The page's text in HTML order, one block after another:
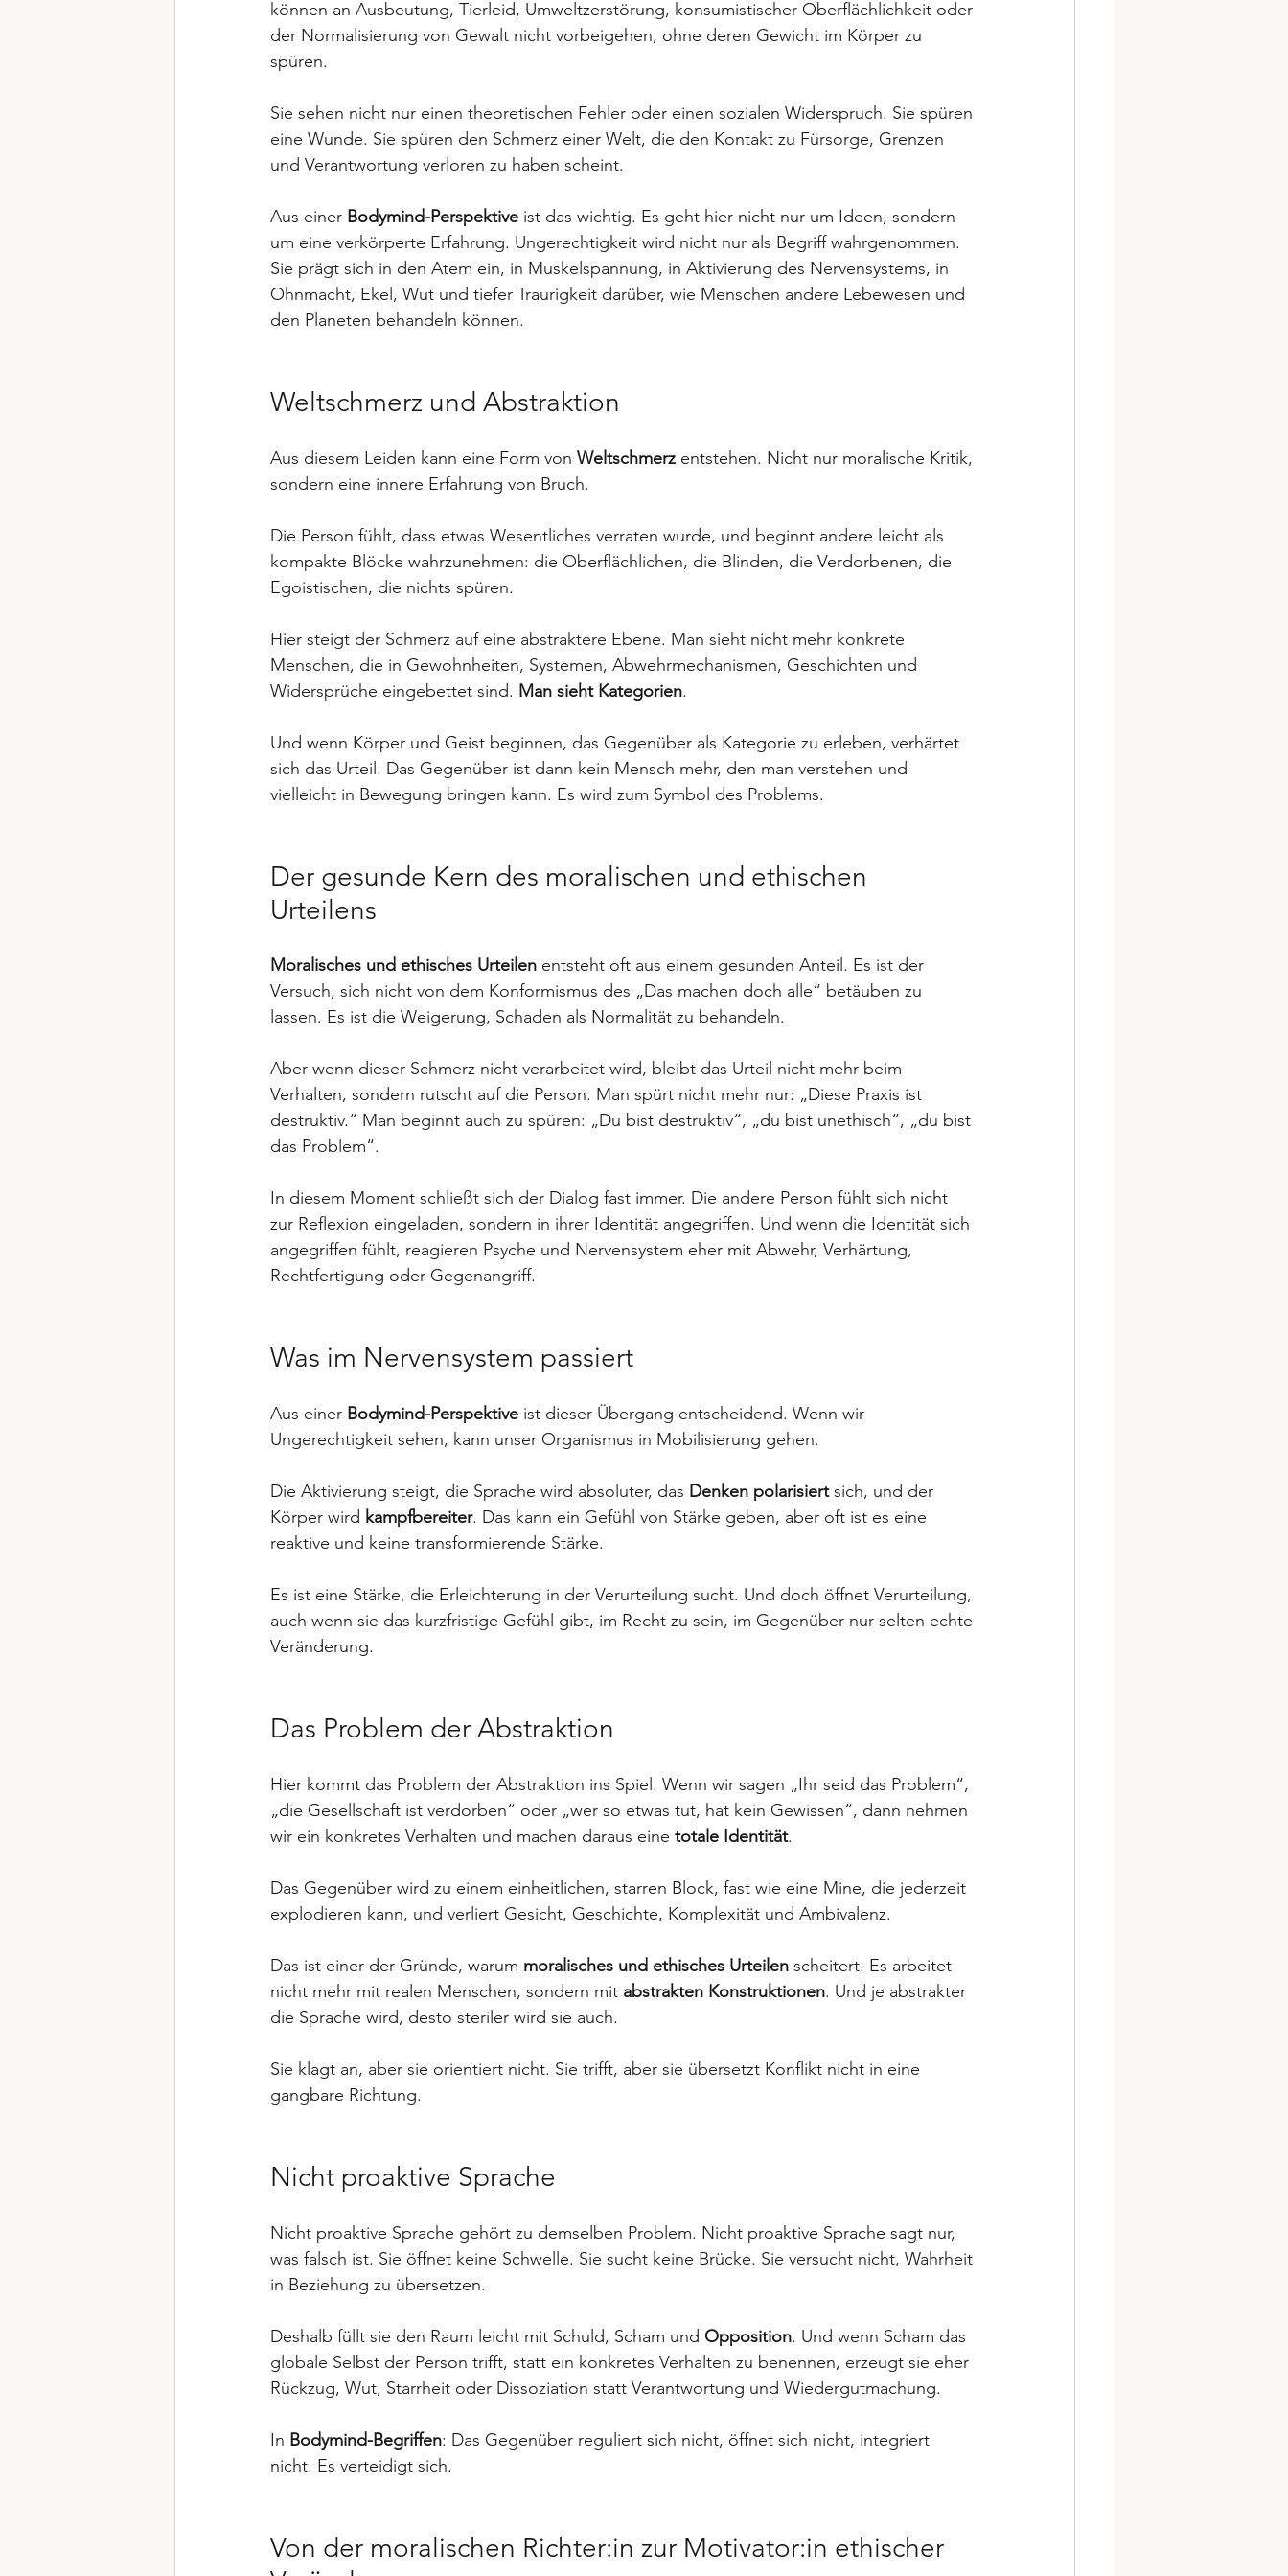
können an Ausbeutung, Tierleid, Umweltzerstörung, konsumistischer Oberflächlichkeit oder
der Normalisierung von Gewalt nicht vorbeigehen, ohne deren Gewicht im Körper zu
spüren.
Sie sehen nicht nur einen theoretischen Fehler oder einen sozialen Widerspruch. Sie spüren
eine Wunde. Sie spüren den Schmerz einer Welt, die den Kontakt zu Fürsorge, Grenzen
und Verantwortung verloren zu haben scheint.
Aus einer Bodymind-Perspektive ist das wichtig. Es geht hier nicht nur um Ideen, sondern
um eine verkörperte Erfahrung. Ungerechtigkeit wird nicht nur als Begriff wahrgenommen.
Sie prägt sich in den Atem ein, in Muskelspannung, in Aktivierung des Nervensystems, in
Ohnmacht, Ekel, Wut und tiefer Traurigkeit darüber, wie Menschen andere Lebewesen und
den Planeten behandeln können.
Weltschmerz und Abstraktion
Aus diesem Leiden kann eine Form von Weltschmerz entstehen. Nicht nur moralische Kritik,
sondern eine innere Erfahrung von Bruch.
Die Person fühlt, dass etwas Wesentliches verraten wurde, und beginnt andere leicht als
kompakte Blöcke wahrzunehmen: die Oberflächlichen, die Blinden, die Verdorbenen, die
Egoistischen, die nichts spüren.
Hier steigt der Schmerz auf eine abstraktere Ebene. Man sieht nicht mehr konkrete
Menschen, die in Gewohnheiten, Systemen, Abwehrmechanismen, Geschichten und
Widersprüche eingebettet sind. Man sieht Kategorien.
Und wenn Körper und Geist beginnen, das Gegenüber als Kategorie zu erleben, verhärtet
sich das Urteil. Das Gegenüber ist dann kein Mensch mehr, den man verstehen und
vielleicht in Bewegung bringen kann. Es wird zum Symbol des Problems.
Der gesunde Kern des moralischen und ethischen
Urteilens
Moralisches und ethisches Urteilen entsteht oft aus einem gesunden Anteil. Es ist der
Versuch, sich nicht von dem Konformismus des „Das machen doch alle“ betäuben zu
lassen. Es ist die Weigerung, Schaden als Normalität zu behandeln.
Aber wenn dieser Schmerz nicht verarbeitet wird, bleibt das Urteil nicht mehr beim
Verhalten, sondern rutscht auf die Person. Man spürt nicht mehr nur: „Diese Praxis ist
destruktiv.“ Man beginnt auch zu spüren: „Du bist destruktiv“, „du bist unethisch“, „du bist
das Problem“.
In diesem Moment schließt sich der Dialog fast immer. Die andere Person fühlt sich nicht
zur Reflexion eingeladen, sondern in ihrer Identität angegriffen. Und wenn die Identität sich
angegriffen fühlt, reagieren Psyche und Nervensystem eher mit Abwehr, Verhärtung,
Rechtfertigung oder Gegenangriff.
Was im Nervensystem passiert
Aus einer Bodymind-Perspektive ist dieser Übergang entscheidend. Wenn wir
Ungerechtigkeit sehen, kann unser Organismus in Mobilisierung gehen.
Die Aktivierung steigt, die Sprache wird absoluter, das Denken polarisiert sich, und der
Körper wird kampfbereiter. Das kann ein Gefühl von Stärke geben, aber oft ist es eine
reaktive und keine transformierende Stärke.
Es ist eine Stärke, die Erleichterung in der Verurteilung sucht. Und doch öffnet Verurteilung,
auch wenn sie das kurzfristige Gefühl gibt, im Recht zu sein, im Gegenüber nur selten echte
Veränderung.
Das Problem der Abstraktion
Hier kommt das Problem der Abstraktion ins Spiel. Wenn wir sagen „Ihr seid das Problem“,
„die Gesellschaft ist verdorben“ oder „wer so etwas tut, hat kein Gewissen“, dann nehmen
wir ein konkretes Verhalten und machen daraus eine totale Identität.
Das Gegenüber wird zu einem einheitlichen, starren Block, fast wie eine Mine, die jederzeit
explodieren kann, und verliert Gesicht, Geschichte, Komplexität und Ambivalenz.
Das ist einer der Gründe, warum moralisches und ethisches Urteilen scheitert. Es arbeitet
nicht mehr mit realen Menschen, sondern mit abstrakten Konstruktionen. Und je abstrakter
die Sprache wird, desto steriler wird sie auch.
Sie klagt an, aber sie orientiert nicht. Sie trifft, aber sie übersetzt Konflikt nicht in eine
gangbare Richtung.
Nicht proaktive Sprache
Nicht proaktive Sprache gehört zu demselben Problem. Nicht proaktive Sprache sagt nur,
was falsch ist. Sie öffnet keine Schwelle. Sie sucht keine Brücke. Sie versucht nicht, Wahrheit
in Beziehung zu übersetzen.
Deshalb füllt sie den Raum leicht mit Schuld, Scham und Opposition. Und wenn Scham das
globale Selbst der Person trifft, statt ein konkretes Verhalten zu benennen, erzeugt sie eher
Rückzug, Wut, Starrheit oder Dissoziation statt Verantwortung und Wiedergutmachung.
In Bodymind-Begriffen: Das Gegenüber reguliert sich nicht, öffnet sich nicht, integriert
nicht. Es verteidigt sich.
Von der moralischen Richter:in zur Motivator:in ethischer